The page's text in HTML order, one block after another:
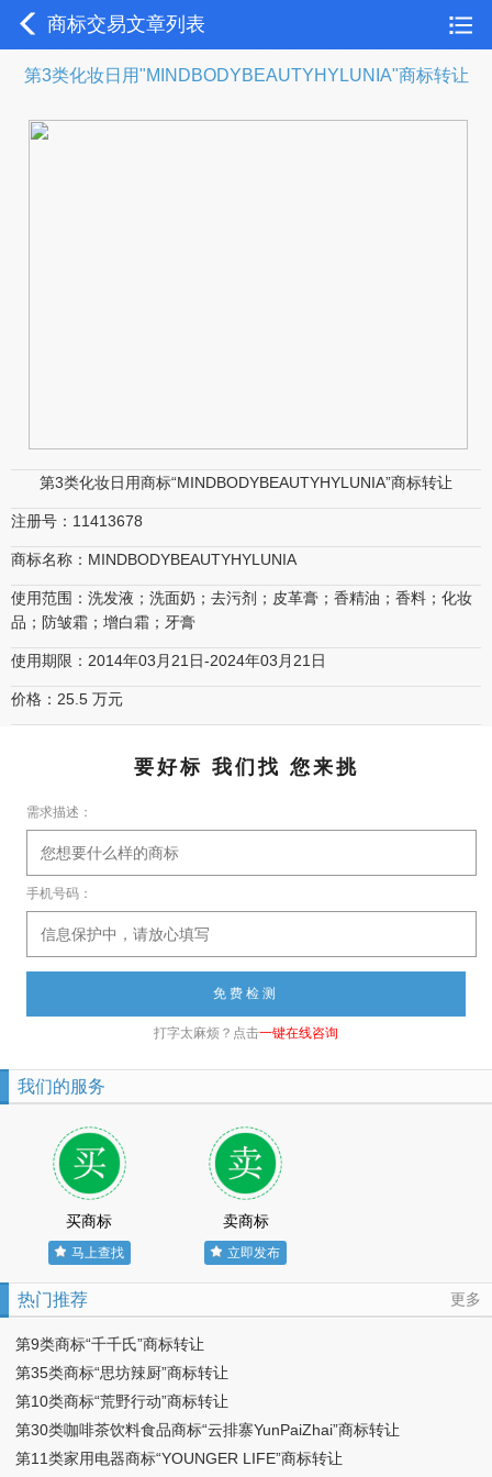
商标交易文章列表
第3类化妆日用"MINDBODYBEAUTYHYLUNIA"商标转让
第3类化妆日用商标“MINDBODYBEAUTYHYLUNIA”商标转让
注册号：11413678
商标名称：MINDBODYBEAUTYHYLUNIA
使用范围：洗发液；洗面奶；去污剂；皮革膏；香精油；香料；化妆
品；防皱霜；增白霜；牙膏
使用期限：2014年03月21日-2024年03月21日
价格：25.5 万元
要好标 我们找 您来挑
需求描述：
手机号码：
打字太麻烦？点击一键在线咨询
我们的服务
买商标
马上查找
卖商标
立即发布
更多
热门推荐
第9类商标“千千氏”商标转让
第35类商标“思坊辣厨”商标转让
第10类商标“荒野行动”商标转让
第30类咖啡茶饮料食品商标“云排寨YunPaiZhai”商标转让
第11类家用电器商标“YOUNGER LIFE”商标转让